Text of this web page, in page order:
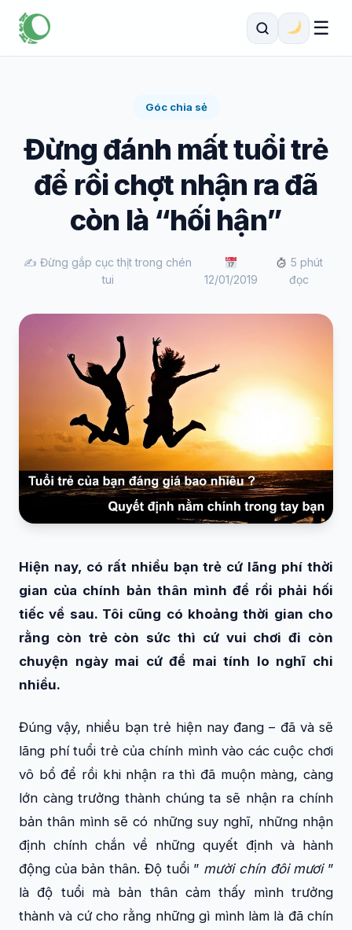
☰
Góc chia sẻ
Đừng đánh mất tuổi trẻ
để rồi chợt nhận ra đã
còn là “hối hận”
✍️ Đừng gắp cục thịt trong chén
tui
12/01/2019
5 phút
đọc
Hiện nay, có rất nhiều bạn trẻ cứ lãng phí thời
gian của chính bản thân mình để rồi phải hối
tiếc về sau. Tôi cũng có khoảng thời gian cho
rằng còn trẻ còn sức thì cứ vui chơi đi còn
chuyện ngày mai cứ để mai tính lo nghĩ chi
nhiều.
Đúng vậy, nhiều bạn trẻ hiện nay đang – đã và sẽ
lãng phí tuổi trẻ của chính mình vào các cuộc chơi
vô bổ để rồi khi nhận ra thì đã muộn màng, càng
lớn càng trưởng thành chúng ta sẽ nhận ra chính
bản thân mình sẽ có những suy nghĩ, những nhận
định chính chắn về những quyết định và hành
động của bản thân. Độ tuổi ” mười chín đôi mươi”
là độ tuổi mà bản thân cảm thấy mình trưởng
thành và cứ cho rằng những gì mình làm là đã chín